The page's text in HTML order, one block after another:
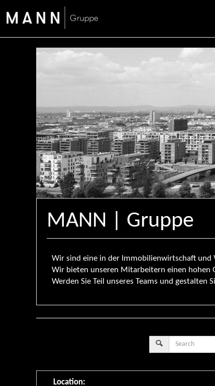
MANN | Gruppe
Wir sind eine in der Immobilienwirtschaft und
Wir bieten unseren Mitarbeitern einen hohen
Werden Sie Teil unseres Teams und
Location: